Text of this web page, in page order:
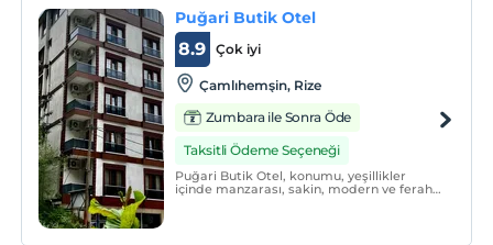
Puğari Butik Otel
Çok iyi
8.9
Çamlıhemşin, Rize
Zumbara ile Sonra Öde
Taksitli Ödeme Seçeneği
Puğari Butik Otel, konumu, yeşillikler
içinde manzarası, sakin, modern ve ferah